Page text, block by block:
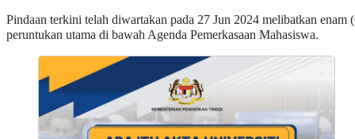
Pindaan terkini telah diwartakan pada 27 Jun 2024 melibatkan enam
peruntukan utama di bawah Agenda Pemerkasaan Mahasiswa.